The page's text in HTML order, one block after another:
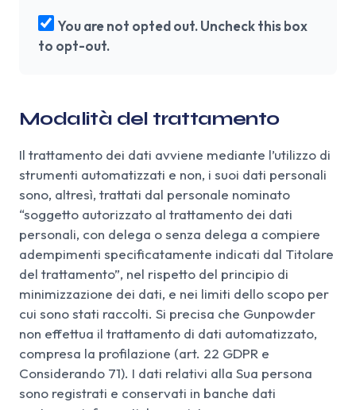
You are not opted out. Uncheck this box
to opt-out.
Modalità del trattamento
Il trattamento dei dati avviene mediante l’utilizzo di
strumenti automatizzati e non, i suoi dati personali
sono, altresì, trattati dal personale nominato
“soggetto autorizzato al trattamento dei dati
personali, con delega o senza delega a compiere
adempimenti specificatamente indicati dal Titolare
del trattamento”, nel rispetto del principio di
minimizzazione dei dati, e nei limiti dello scopo per
cui sono stati raccolti. Si precisa che Gunpowder
non effettua il trattamento di dati automatizzato,
compresa la profilazione (art. 22 GDPR e
Considerando 71). I dati relativi alla Sua persona
sono registrati e conservati in banche dati